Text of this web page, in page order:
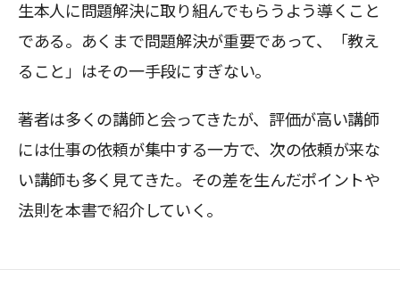
生本人に問題解決に取り組んでもらうよう導くこと
である。あくまで問題解決が重要であって、「教え
ること」はその一手段にすぎない。
著者は多くの講師と会ってきたが、評価が高い講師
には仕事の依頼が集中する一方で、次の依頼が来な
い講師も多く見てきた。その差を生んだポイントや
法則を本書で紹介していく。